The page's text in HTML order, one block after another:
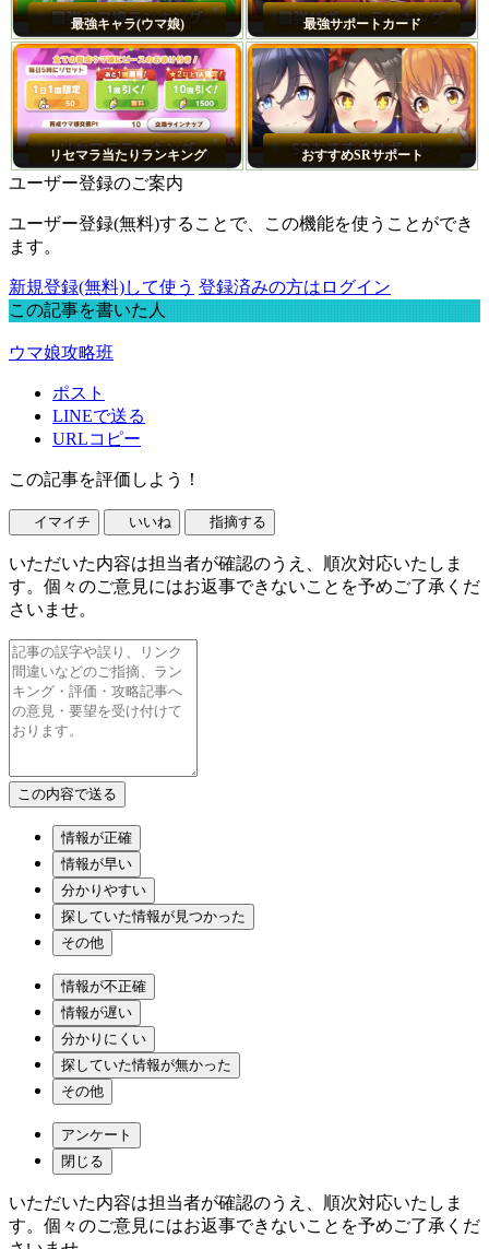
最強キャラ(ウマ娘) 最強サポートカード
リセマラ当たりランキング おすすめSRサポート
ユーザー登録のご案内
ユーザー登録(無料)することで、この機能を使うことができ
ます。
新規登録(無料)して使う 登録済みの方はログイン
この記事を書いた人
ウマ娘攻略班
ポスト
LINEで送る
URLコピー
この記事を評価しよう！
イマイチ いいね 指摘する
いただいた内容は担当者が確認のうえ、順次対応いたしま
す。個々のご意見にはお返事できないことを予めご了承くだ
さいませ。
情報が正確
情報が早い
分かりやすい
探していた情報が見つかった
その他
情報が不正確
情報が遅い
分かりにくい
探していた情報が無かった
その他
アンケート
閉じる
いただいた内容は担当者が確認のうえ、順次対応いたしま
す。個々のご意見にはお返事できないことを予めご了承くだ